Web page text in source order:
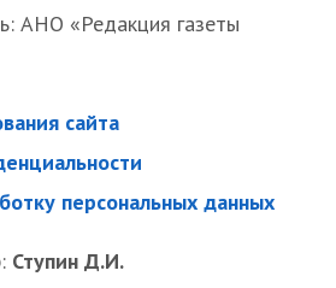
АНО «Редакция газеты
сайта
персональных данных
Ступин Д.И.